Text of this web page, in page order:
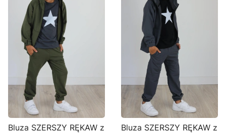
Bluza SZERSZY RĘKAW z
Bluza SZERSZY RĘKAW z